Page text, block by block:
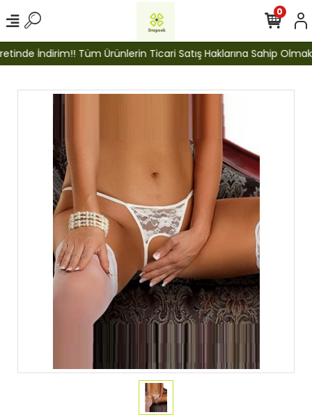
İndirim!! Tüm Ürünlerin Ticari Satış Haklarına Sahip
0